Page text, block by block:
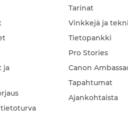
ja
Tarinat
Vinkkejä ja
Tietopankki
Pro Stories
Canon
Tapahtumat
Ajankohtaista